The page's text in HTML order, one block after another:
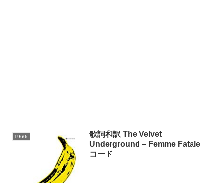
1960s
歌詞和訳 The Velvet
Underground – Femme Fatale
コード